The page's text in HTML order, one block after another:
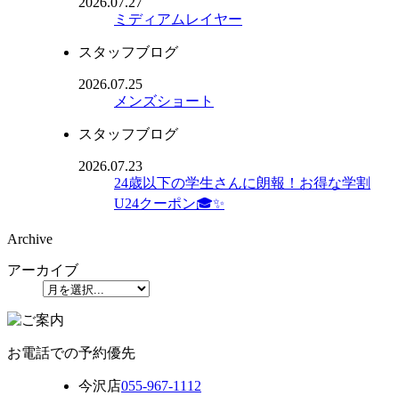
ミディアムレイヤー
スタッフブログ
2026.07.25
メンズショート
スタッフブログ
2026.07.23
24歳以下の学生さんに朗報！お得な学割
U24クーポン🎓✨
Archive
アーカイブ
お電話での予約優先
今沢店055-967-1112